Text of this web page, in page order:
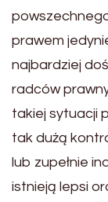
prawem
najbardziej
radców
takiej sytuacji
tak dużą
lub zupełnie
istnieją lepsi